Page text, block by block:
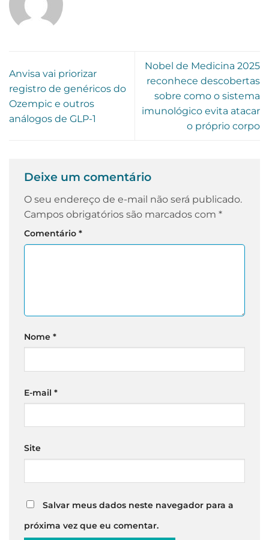
Anvisa vai priorizar
registro de genéricos do
Ozempic e outros
análogos de GLP-1
Nobel de Medicina 2025
reconhece descobertas
sobre como o sistema
imunológico evita atacar
o próprio corpo
Deixe um comentário
O seu endereço de e-mail não será publicado.
Campos obrigatórios são marcados com *
Comentário *
Nome *
E-mail *
Site
Salvar meus dados neste navegador para a
próxima vez que eu comentar.